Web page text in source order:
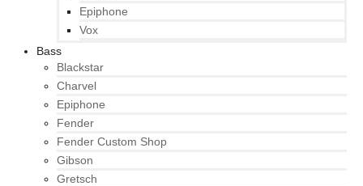
Epiphone
Vox
Bass
Blackstar
Charvel
Epiphone
Fender
Fender Custom Shop
Gibson
Gretsch